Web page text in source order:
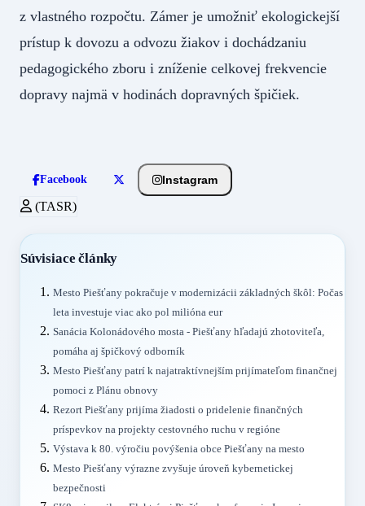
z vlastného rozpočtu. Zámer je umožniť ekologickejší
prístup k dovozu a odvozu žiakov i dochádzaniu
pedagogického zboru i zníženie celkovej frekvencie
dopravy najmä v hodinách dopravných špičiek.
Facebook Instagram
(TASR)
Súvisiace články
Mesto Piešťany pokračuje v modernizácii základných škôl: Počas
leta investuje viac ako pol milióna eur
Sanácia Kolonádového mosta - Piešťany hľadajú zhotoviteľa,
pomáha aj špičkový odborník
Mesto Piešťany patrí k najatraktívnejším prijímateľom finančnej
pomoci z Plánu obnovy
Rezort Piešťany prijíma žiadosti o pridelenie finančných
príspevkov na projekty cestovného ruchu v regióne
Výstava k 80. výročiu povýšenia obce Piešťany na mesto
Mesto Piešťany výrazne zvyšuje úroveň kybernetickej
bezpečnosti